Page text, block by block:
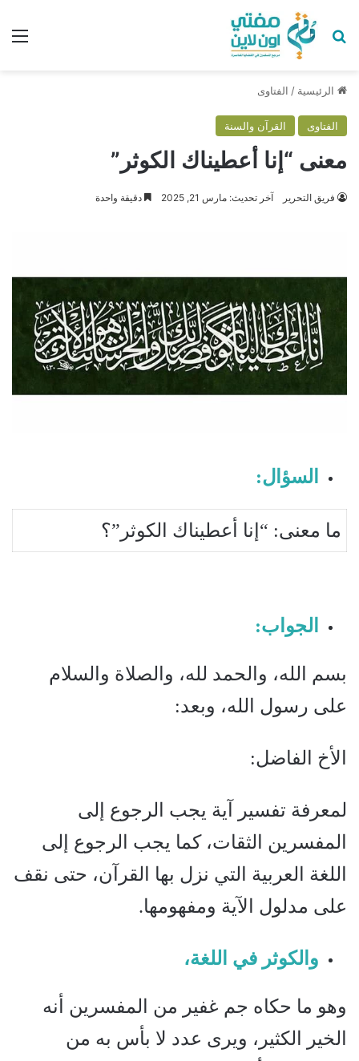
بحث عن
الرئيسية / الفتاوى
الفتاوى القرآن والسنة
معنى “إنا أعطيناك الكوثر”
فريق التحرير آخر تحديث: مارس 21, 2025 دقيقة واحدة
السؤال:
ما معنى: “إنا أعطيناك الكوثر”؟
الجواب:
بسم الله، والحمد لله، والصلاة والسلام
على رسول الله، وبعد:
الأخ الفاضل:
لمعرفة تفسير آية يجب الرجوع إلى
المفسرين الثقات، كما يجب الرجوع إلى
اللغة العربية التي نزل بها القرآن، حتى نقف
على مدلول الآية ومفهومها.
والكوثر في اللغة،
وهو ما حكاه جم غفير من المفسرين أنه
الخير الكثير، ويرى عدد لا بأس به من